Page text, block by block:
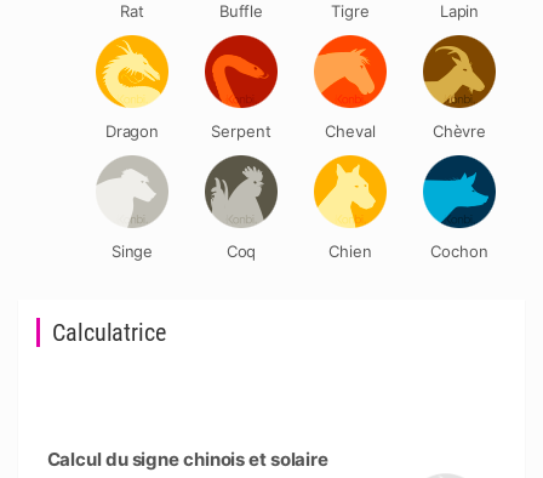
Calculatrice
Calcul du signe chinois et solaire
Rat Buffle Tigre Lapin
Dragon Serpent Cheval Chèvre
Singe Coq Chien Cochon